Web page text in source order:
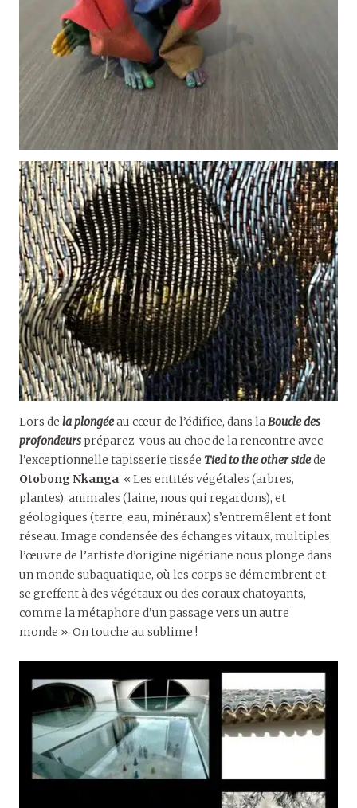
Lors de la plongéeau cœur de l’édifice, dans laBoucle des
profondeurspréparez-vous au choc de la rencontre avec
l’exceptionnelle tapisserie tissée Tied to the other sidede
Otobong Nkanga. « Les entités végétales (arbres,
plantes), animales (laine, nous qui regardons), et
géologiques (terre, eau, minéraux) s’entremêlent et font
réseau. Image condensée des échanges vitaux, multiples,
l’œuvre de l’artiste d’origine nigériane nous plonge dans
un monde subaquatique, où les corps se démembrent et
se greffent à des végétaux ou des coraux chatoyants,
comme la métaphore d’un passage vers un autre
monde ». On touche au sublime !